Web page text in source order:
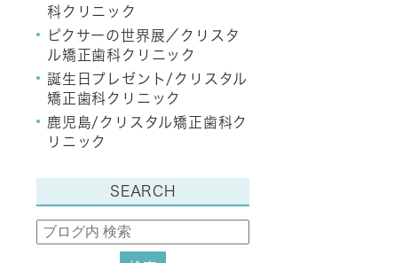
科クリニック
ピクサーの世界展／クリスタ
ル矯正歯科クリニック
誕生日プレゼント/クリスタル
矯正歯科クリニック
鹿児島/クリスタル矯正歯科ク
リニック
SEARCH